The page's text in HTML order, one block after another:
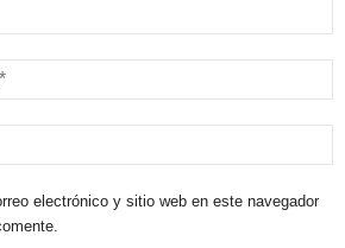
electrónico y sitio web en este navegador